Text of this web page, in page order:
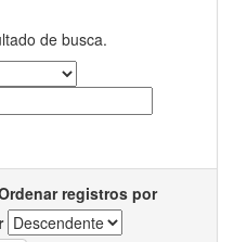
de busca.
registros por